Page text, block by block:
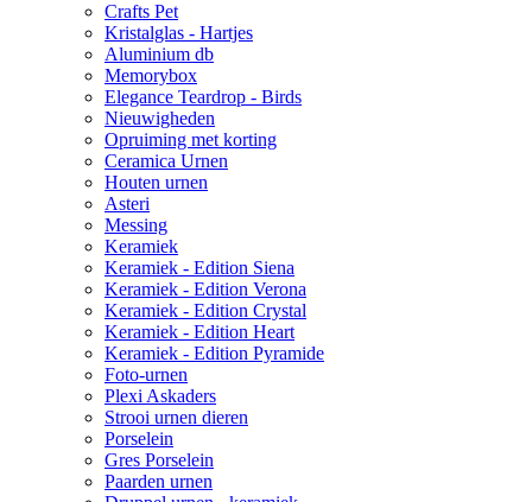
Crafts Pet
Kristalglas - Hartjes
Aluminium db
Memorybox
Elegance Teardrop - Birds
Nieuwigheden
Opruiming met korting
Ceramica Urnen
Houten urnen
Asteri
Messing
Keramiek
Keramiek - Edition Siena
Keramiek - Edition Verona
Keramiek - Edition Crystal
Keramiek - Edition Heart
Keramiek - Edition Pyramide
Foto-urnen
Plexi Askaders
Strooi urnen dieren
Porselein
Gres Porselein
Paarden urnen